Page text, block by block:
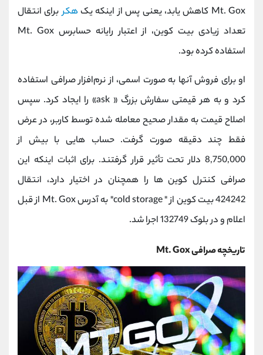
Mt. Gox کاهش یابد، یعنی پس از اینکه یک
هکربرای انتقال
تعداد زیادی بیت کوین، از اعتبار رایانه حسابرس Mt. Gox
استفاده کرده بود.
او برای فروش آنها به صورت اسمی، از نرم‌افزار صرافی استفاده
کرد و به هر قیمتی سفارش بزرگ « ask» را ایجاد کرد. سپس
اصلاح قیمت به مقدار صحیح معامله شده توسط کاربر، در عرض
فقط چند دقیقه صورت گرفت. حساب هایی با بیش از
8,750,000 دلار تحت تأثیر قرار گرفتند. برای اثبات اینکه این
صرافی کنترل کوین ها را همچنان در اختیار دارد، انتقال
424242 بیت کوین از " cold storage" به آدرس Mt. Gox از قبل
اعلام و در بلوک 132749 اجرا شد.
تاریخچه صرافی Mt. Gox